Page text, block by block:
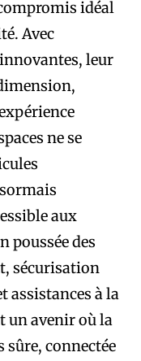
idéal
Avec
leur
ne se
aux
poussée des
sécurisation
assistances à la
un avenir où la
connectée